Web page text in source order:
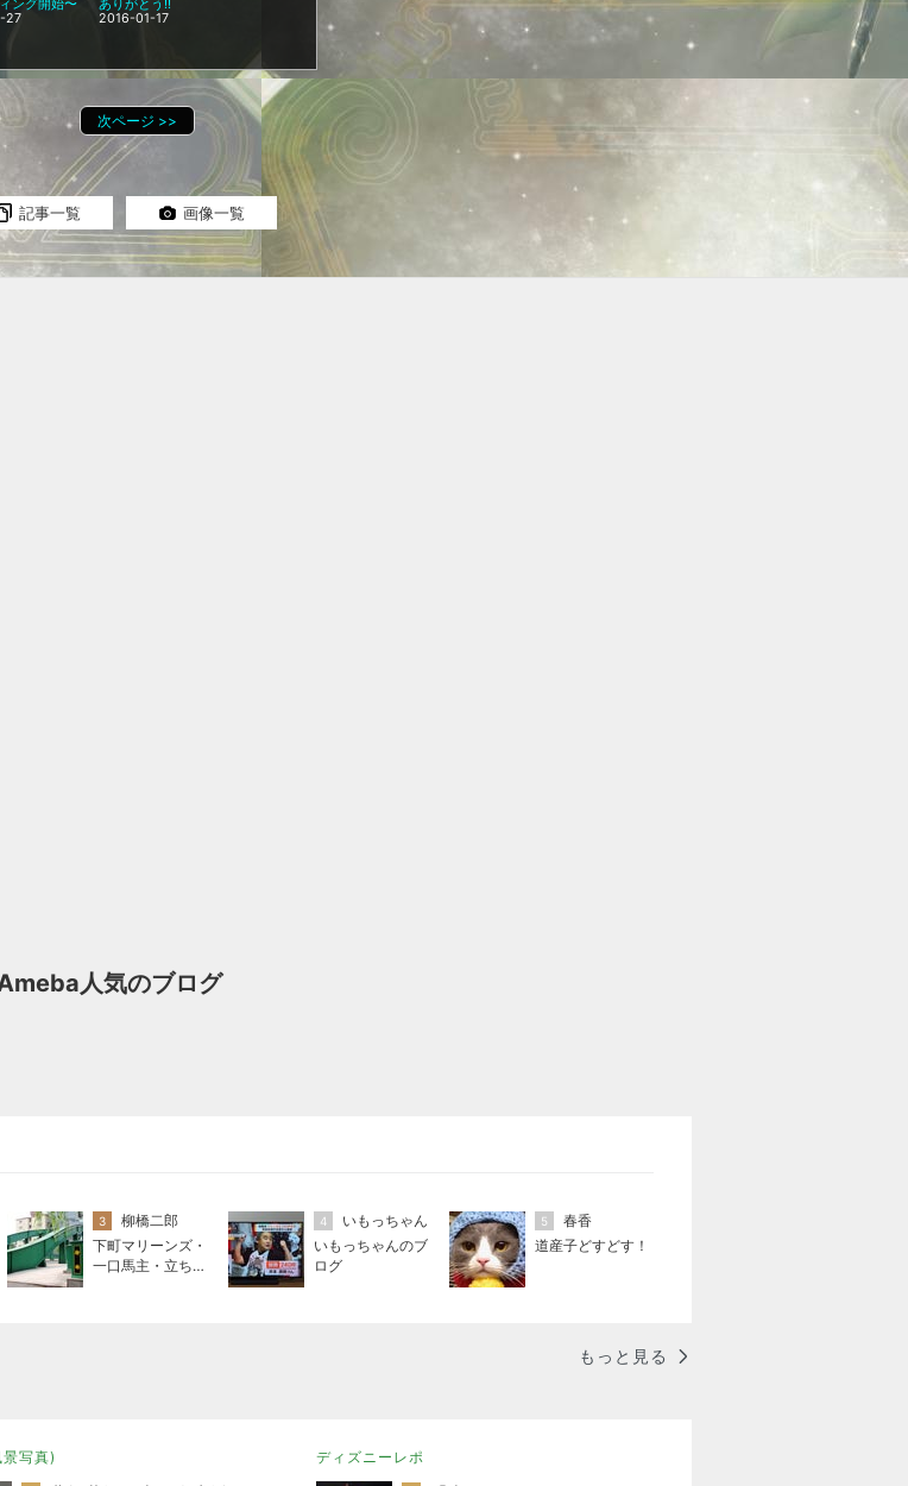
ング開始〜
27
ありがとう‼️
2016-01-17
次ページ >>
記事一覧 画像一覧
人気のブログ
3
柳橋二郎
下町マリーンズ・
一口馬主・立ち飲
4
いもっちゃん
いもっちゃんのブ
ログ
5
春香
道産子どすどす！
もっと見る
写真) ディズニーレポ